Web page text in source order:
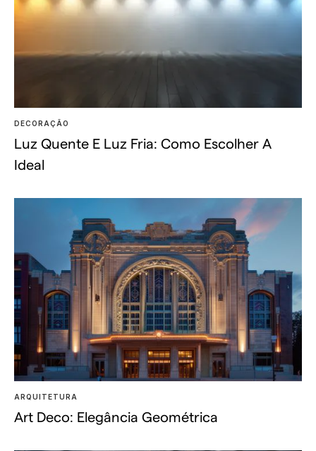
DECORAÇÃO
Luz Quente E Luz Fria: Como Escolher A
Ideal
ARQUITETURA
Art Deco: Elegância Geométrica